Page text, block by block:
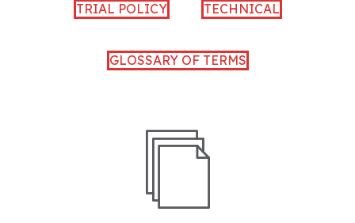
TRIAL POLICY TECHNICAL
GLOSSARY OF TERMS